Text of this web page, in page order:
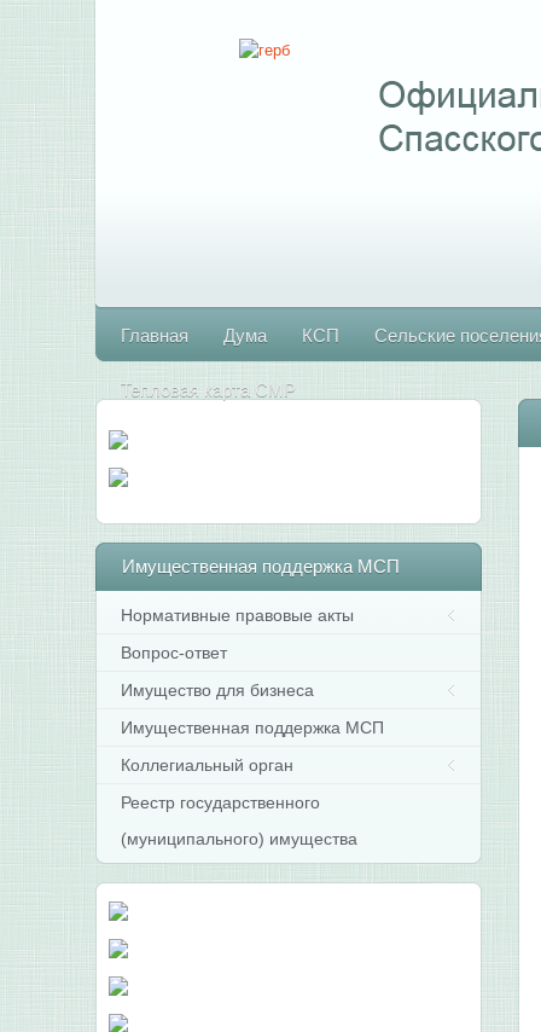
Главная Дума КСП Сельские
Тепловая карта СМР
Имущественная поддержка МСП
Нормативные правовые акты
Вопрос-ответ
Имущество для бизнеса
Имущественная поддержка МСП
Коллегиальный орган
Реестр государственного
(муниципального) имущества